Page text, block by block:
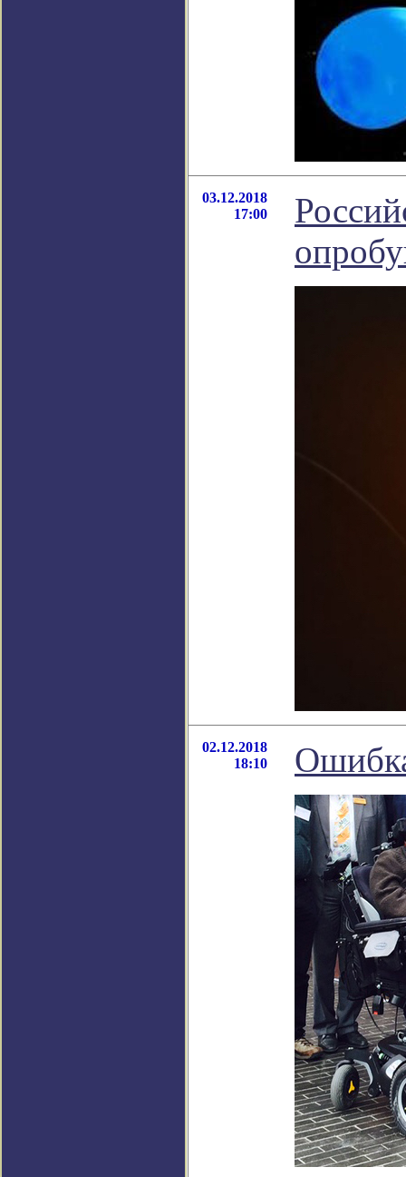
03.12.2018
17:00
02.12.2018
18:10